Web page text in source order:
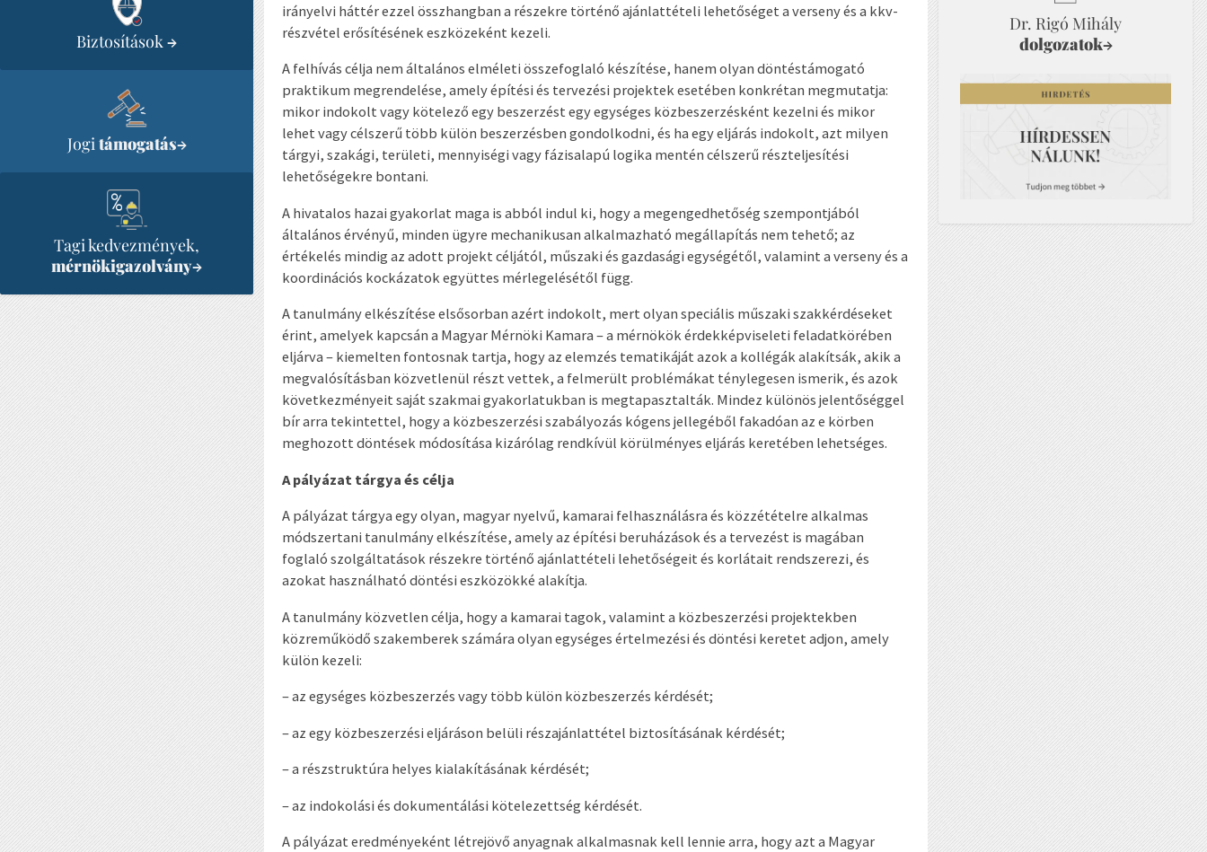
Biztosítások→
Jogi támogatás→
Tagi kedvezmények,
mérnökigazolvány→
irányelvi háttér ezzel összhangban a részekre történő ajánlattételi lehetőséget a verseny és a kkv-
részvétel erősítésének eszközeként kezeli.
A felhívás célja nem általános elméleti összefoglaló készítése, hanem olyan döntéstámogató
praktikum megrendelése, amely építési és tervezési projektek esetében konkrétan megmutatja:
mikor indokolt vagy kötelező egy beszerzést egy egységes közbeszerzésként kezelni és mikor
lehet vagy célszerű több külön beszerzésben gondolkodni, és ha egy eljárás indokolt, azt milyen
tárgyi, szakági, területi, mennyiségi vagy fázisalapú logika mentén célszerű részteljesítési
lehetőségekre bontani.
A hivatalos hazai gyakorlat maga is abból indul ki, hogy a megengedhetőség szempontjából
általános érvényű, minden ügyre mechanikusan alkalmazható megállapítás nem tehető; az
értékelés mindig az adott projekt céljától, műszaki és gazdasági egységétől, valamint a verseny és a
koordinációs kockázatok együttes mérlegelésétől függ.
A tanulmány elkészítése elsősorban azért indokolt, mert olyan speciális műszaki szakkérdéseket
érint, amelyek kapcsán a Magyar Mérnöki Kamara – a mérnökök érdekképviseleti feladatkörében
eljárva – kiemelten fontosnak tartja, hogy az elemzés tematikáját azok a kollégák alakítsák, akik a
megvalósításban közvetlenül részt vettek, a felmerült problémákat ténylegesen ismerik, és azok
következményeit saját szakmai gyakorlatukban is megtapasztalták. Mindez különös jelentőséggel
bír arra tekintettel, hogy a közbeszerzési szabályozás kógens jellegéből fakadóan az e körben
meghozott döntések módosítása kizárólag rendkívül körülményes eljárás keretében lehetséges.
A pályázat tárgya és célja
A pályázat tárgya egy olyan, magyar nyelvű, kamarai felhasználásra és közzétételre alkalmas
módszertani tanulmány elkészítése, amely az építési beruházások és a tervezést is magában
foglaló szolgáltatások részekre történő ajánlattételi lehetőségeit és korlátait rendszerezi, és
azokat használható döntési eszközökké alakítja.
A tanulmány közvetlen célja, hogy a kamarai tagok, valamint a közbeszerzési projektekben
közreműködő szakemberek számára olyan egységes értelmezési és döntési keretet adjon, amely
külön kezeli:
– az egységes közbeszerzés vagy több külön közbeszerzés kérdését;
– az egy közbeszerzési eljáráson belüli részajánlattétel biztosításának kérdését;
– a részstruktúra helyes kialakításának kérdését;
– az indokolási és dokumentálási kötelezettség kérdését.
A pályázat eredményeként létrejövő anyagnak alkalmasnak kell lennie arra, hogy azt a Magyar
Dr. Rigó Mihály
dolgozatok→